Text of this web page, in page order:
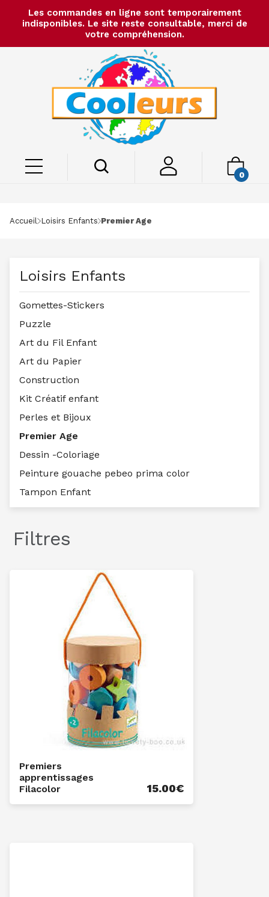
Les commandes en ligne sont temporairement
indisponibles. Le site reste consultable, merci de
votre compréhension.
0
Accueil Loisirs Enfants Premier Age
Loisirs Enfants
Gomettes-Stickers
Puzzle
Art du Fil Enfant
Art du Papier
Construction
Kit Créatif enfant
Perles et Bijoux
Premier Age
Dessin -Coloriage
Peinture gouache pebeo prima color
Tampon Enfant
Filtres
Premiers
apprentissages
Filacolor
15.00€